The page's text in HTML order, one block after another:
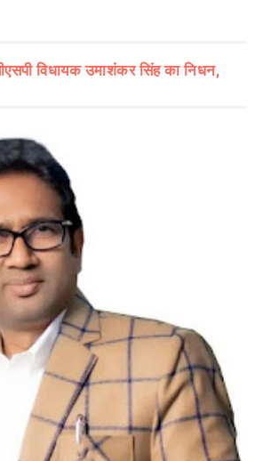
विधायक उमाशंकर सिंह का निधन,